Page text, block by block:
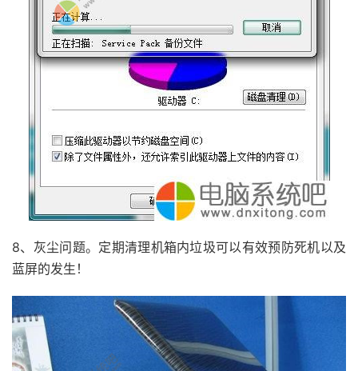
8、灰尘问题。定期清理机箱内垃圾可以有效预防死机以及
蓝屏的发生！